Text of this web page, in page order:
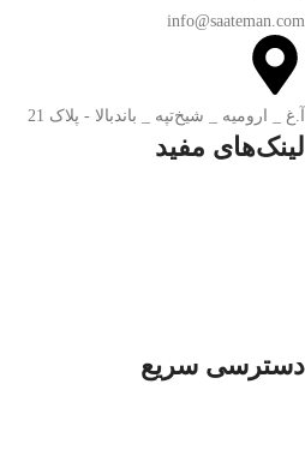
info@saateman.com
آ.غ _ ارومیه _ شیخ‌تپه _ باند‌بالا - پلاک 21
لینک‌های مفید
دسترسی سریع